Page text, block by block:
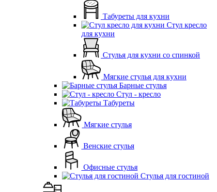
Табуреты для кухни
Стул кресло
для кухни
Стулья для кухни со спинкой
Мягкие стулья для кухни
Барные стулья
Стул - кресло
Табуреты
Мягкие стулья
Венские стулья
Офисные стулья
Стулья для гостиной